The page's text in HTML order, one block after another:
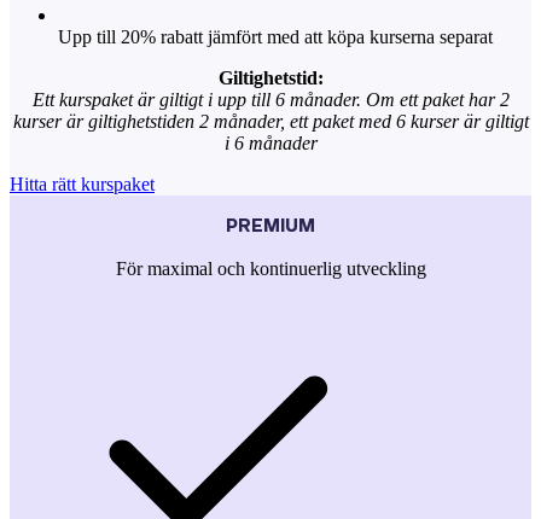
Upp till 20% rabatt jämfört med att köpa kurserna separat
Giltighetstid:
Ett kurspaket är giltigt i upp till 6 månader. Om ett paket har 2
kurser är giltighetstiden 2 månader, ett paket med 6 kurser är giltigt
i 6 månader
Hitta rätt kurspaket
PREMIUM
För maximal och kontinuerlig utveckling